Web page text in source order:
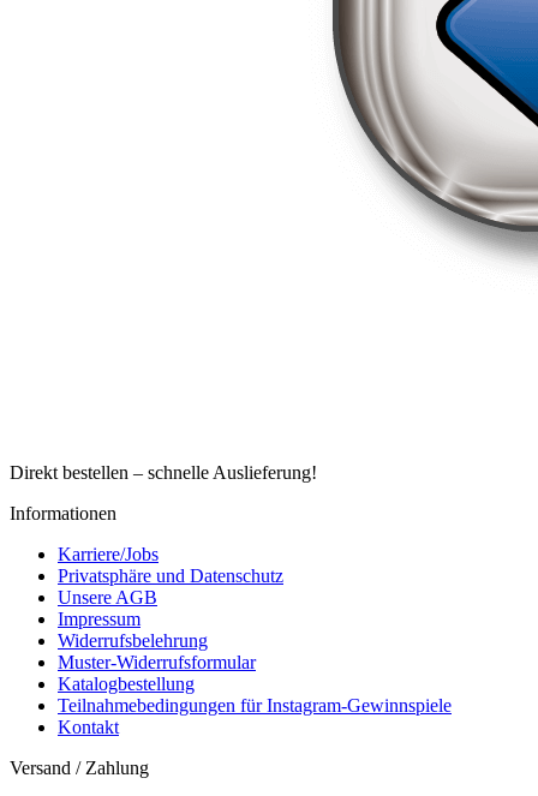
Direkt bestellen – schnelle Auslieferung!
Informationen
Karriere/Jobs
Privatsphäre und Datenschutz
Unsere AGB
Impressum
Widerrufsbelehrung
Muster-Widerrufsformular
Katalogbestellung
Teilnahmebedingungen für Instagram-Gewinnspiele
Kontakt
Versand / Zahlung